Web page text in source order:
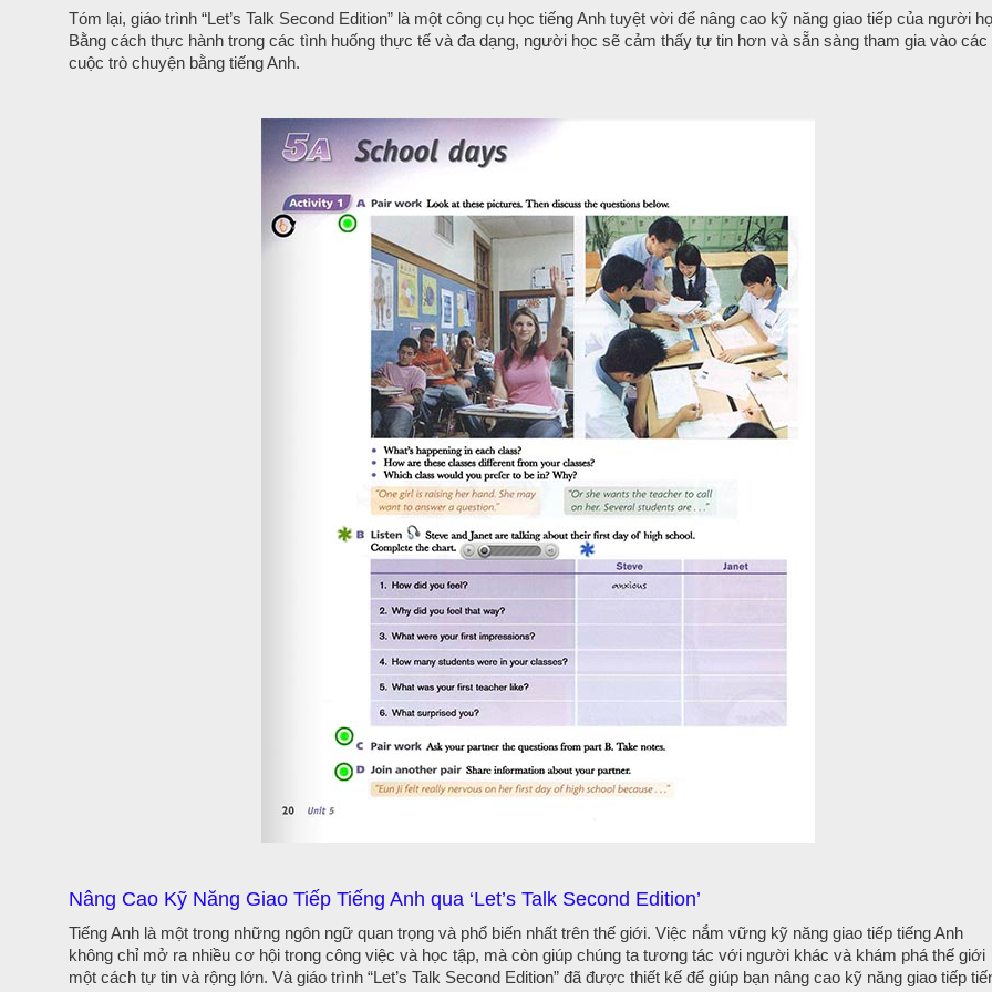
Tóm lại, giáo trình “Let’s Talk Second Edition” là một công cụ học tiếng Anh tuyệt vời để nâng cao kỹ năng giao tiếp của người
Bằng cách thực hành trong các tình huống thực tế và đa dạng, người học sẽ cảm thấy tự tin hơn và sẵn sàng tham gia vào các
cuộc trò chuyện bằng tiếng Anh.
Nâng Cao Kỹ Năng Giao Tiếp Tiếng Anh qua ‘Let’s Talk Second Edition’
Tiếng Anh là một trong những ngôn ngữ quan trọng và phổ biến nhất trên thế giới. Việc nắm vững kỹ năng giao tiếp tiếng Anh
không chỉ mở ra nhiều cơ hội trong công việc và học tập, mà còn giúp chúng ta tương tác với người khác và khám phá thế giới
một cách tự tin và rộng lớn. Và giáo trình “Let’s Talk Second Edition” đã được thiết kế để giúp bạn nâng cao kỹ năng giao tiếp